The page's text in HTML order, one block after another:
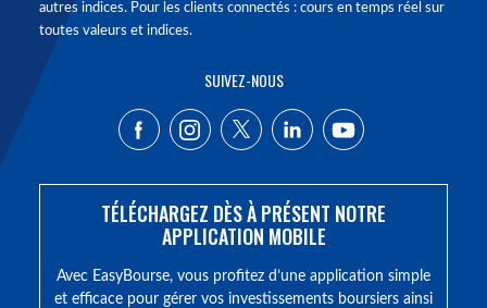
autres indices. Pour les clients connectés : cours en temps réel sur
toutes valeurs et indices.
SUIVEZ-NOUS
TÉLÉCHARGEZ DÈS À PRÉSENT NOTRE
APPLICATION MOBILE
Avec EasyBourse, vous profitez d’une application simple
et efficace pour gérer vos investissements boursiers ainsi